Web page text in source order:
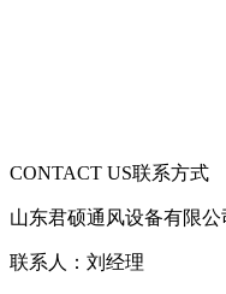
CONTACT US联系方式
山东君硕通风设备有限公
联系人：刘经理